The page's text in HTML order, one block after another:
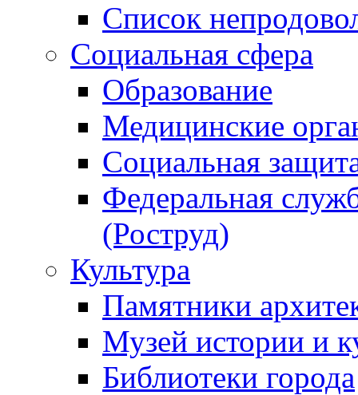
Список
Социальная сфера
Образование
Медицинские
Социальная
Федеральная
(Роструд)
Культура
Памятники
Музей истории и
Библиотеки города